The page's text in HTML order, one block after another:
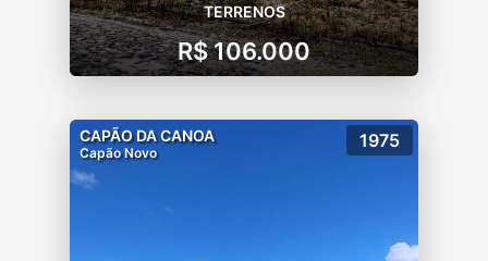
TERRENOS
R$ 106.000
CAPÃO DA CANOA
Capão Novo
1975